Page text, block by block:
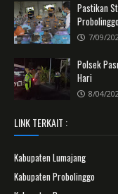
Pastikan
7/09/
Polsek
Hari
8/04/
LINK TERKAIT :
Kabupaten Lumajang
Kabupaten Probolinggo